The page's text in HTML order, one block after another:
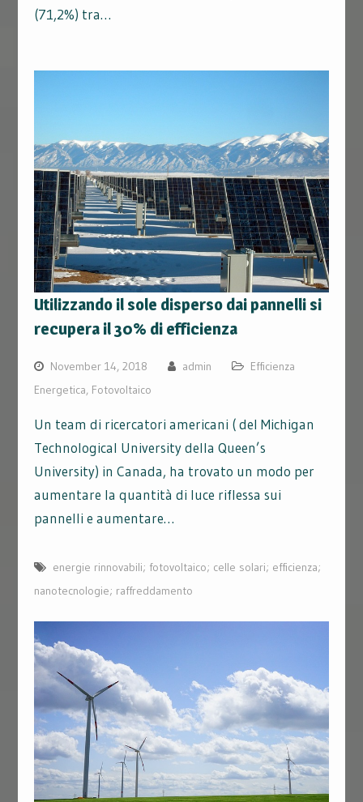
(71,2%) tra…
Utilizzando il sole disperso dai pannelli si
recupera il 30% di efficienza
November 14, 2018 admin
Efficienza
Energetica, Fotovoltaico
Un team di ricercatori americani ( del Michigan
Technological University della Queen’s
University) in Canada, ha trovato un modo per
aumentare la quantità di luce riflessa sui
pannelli e aumentare…
energie rinnovabili; fotovoltaico; celle solari; efficienza;
nanotecnologie; raffreddamento